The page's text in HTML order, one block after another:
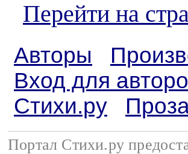
Перейти на
Авторы
Вход для
Стихи.ру
Портал Стихи.ру